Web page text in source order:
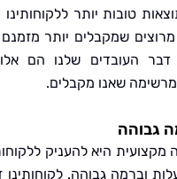
יותר ללקוחותינו ועוזרת
יותר מזמנם
שלנו הם אלו שמביאים
מקבלים.
להעניק ללקוחותינו
גבוהה. לקוחותינו זוכים